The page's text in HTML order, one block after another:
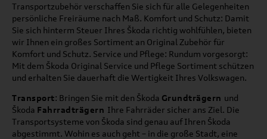
Transportzubehör verschaffen Sie sich für alle Gelegenheiten
persönliche Freiräume nach Maß. Komfort und Schutz: Damit
Sie sich hinterm Steuer Ihres Škoda richtig wohlfühlen, bieten
wir Ihnen ein großes Sortiment an Original Zubehör für
Komfort und Schutz. Service und Pflege: Rundum vorgesorgt:
Mit dem Škoda Original Service und Pflege Sortiment schützen
und erhalten Sie dauerhaft die Wertigkeit Ihres Volkswagen.
Transport: Bringen Sie mit den Škoda Grundträgern und
Škoda Fahrradträgern Ihre Fahrräder sicher ans Ziel. Die
Transportsysteme von Škoda sind genau auf Ihren Škoda
abgestimmt. Wohin es auch geht – in die große Stadt, eine